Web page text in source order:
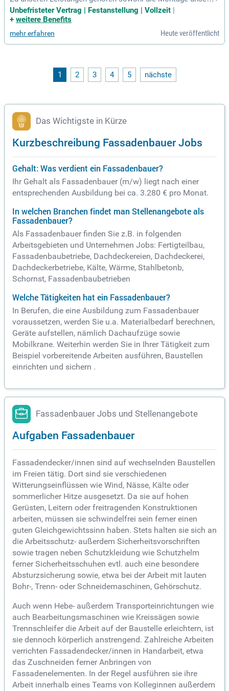
r eigenen Fensterelemente wie auch die Montage von vorge
hängten Fassaden. Wir suchen Sie zur Verstärkung unserer
Unbefristeter Vertrag | Festanstellung | Vollzeit |
+ weitere Benefits
mehr erfahren Heute veröffentlicht
1 2 3 4 5 nächste
Das Wichtigste in Kürze
Kurzbeschreibung Fassadenbauer Jobs
Gehalt: Was verdient ein Fassadenbauer?
Ihr Gehalt als Fassadenbauer (m/w) liegt nach einer
entsprechenden Ausbildung bei ca. 3.280 € pro Monat.
In welchen Branchen findet man Stellenangebote als
Fassadenbauer?
Als Fassadenbauer finden Sie z.B. in folgenden
Arbeitsgebieten und Unternehmen Jobs: Fertigteilbau,
Fassadenbaubetriebe, Dachdeckereien, Dachdeckerei,
Dachdeckerbetriebe, Kälte, Wärme, Stahlbetonb,
Schornst, Fassadenbaubetrieben
Welche Tätigkeiten hat ein Fassadenbauer?
In Berufen, die eine Ausbildung zum Fassadenbauer
voraussetzen, werden Sie u.a. Materialbedarf berechnen,
Geräte aufstellen, nämlich Dachaufzüge sowie
Mobilkrane. Weiterhin werden Sie in Ihrer Tätigkeit zum
Beispiel vorbereitende Arbeiten ausführen, Baustellen
einrichten und sichern .
Fassadenbauer Jobs und Stellenangebote
Aufgaben Fassadenbauer
Fassadendecker/innen sind auf wechselnden Baustellen
im Freien tätig. Dort sind sie verschiedenen
Witterungseinflüssen wie Wind, Nässe, Kälte oder
sommerlicher Hitze ausgesetzt. Da sie auf hohen
Gerüsten, Leitern oder freitragenden Konstruktionen
arbeiten, müssen sie schwindelfrei sein ferner einen
guten Gleichgewichtssinn haben. Stets halten sie sich an
die Arbeitsschutz- außerdem Sicherheitsvorschriften
sowie tragen neben Schutzkleidung wie Schutzhelm
ferner Sicherheitsschuhen evtl. auch eine besondere
Absturzsicherung sowie, etwa bei der Arbeit mit lauten
Bohr-, Trenn- oder Schneidemaschinen, Gehörschutz.
Auch wenn Hebe- außerdem Transporteinrichtungen wie
auch Bearbeitungsmaschinen wie Kreissägen sowie
Trennschleifer die Arbeit auf der Baustelle erleichtern, ist
sie dennoch körperlich anstrengend. Zahlreiche Arbeiten
verrichten Fassadendecker/innen in Handarbeit, etwa
das Zuschneiden ferner Anbringen von
Fassadenelementen. In der Regel ausführen sie ihre
Arbeit innerhalb eines Teams von Kolleginnen außerdem